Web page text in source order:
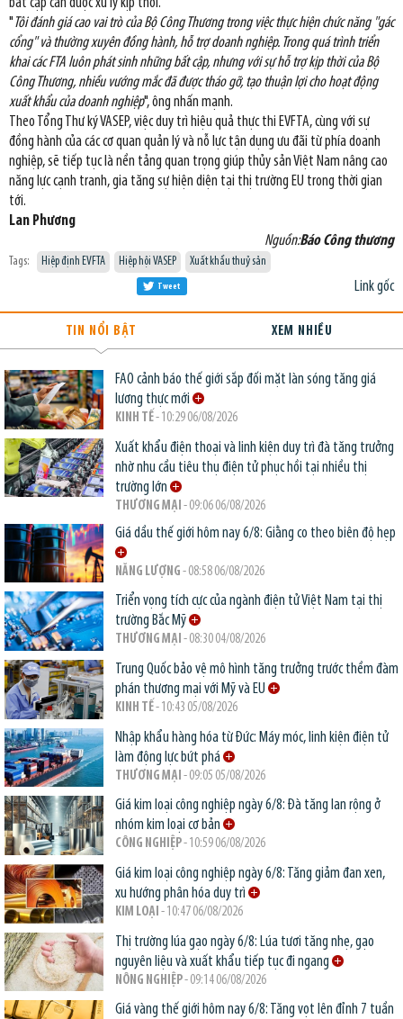
bất cập cần được xử lý kịp thời.
"Tôi đánh giá cao vai trò của Bộ Công Thương trong việc thực hiện chức năng "gác
cổng" và thường xuyên đồng hành, hỗ trợ doanh nghiệp. Trong quá trình triển
khai các FTA luôn phát sinh những bất cập, nhưng với sự hỗ trợ kịp thời của Bộ
Công Thương, nhiều vướng mắc đã được tháo gỡ, tạo thuận lợi cho hoạt động
xuất khẩu của doanh nghiệp", ông nhấn mạnh.
Theo Tổng Thư ký VASEP, việc duy trì hiệu quả thực thi EVFTA, cùng với sự
đồng hành của các cơ quan quản lý và nỗ lực tận dụng ưu đãi từ phía doanh
nghiệp, sẽ tiếp tục là nền tảng quan trọng giúp thủy sản Việt Nam nâng cao
năng lực cạnh tranh, gia tăng sự hiện diện tại thị trường EU trong thời gian
tới.
Lan Phương
Nguồn:Báo Công thương
Tags: Hiệp định EVFTA Hiệp hội VASEP Xuất khẩu thuỷ sản
Link gốc
Tweet
TIN NỔI BẬT XEM NHIỀU
FAO cảnh báo thế giới sắp đối mặt làn sóng tăng giá
lương thực mới
KINH TẾ- 10:29 06/08/2026
Xuất khẩu điện thoại và linh kiện duy trì đà tăng trưởng
nhờ nhu cầu tiêu thụ điện tử phục hồi tại nhiều thị
trường lớn
THƯƠNG MẠI - 09:06 06/08/2026
Giá dầu thế giới hôm nay 6/8: Giằng co theo biên độ hẹp
NĂNG LƯỢNG - 08:58 06/08/2026
Triển vọng tích cực của ngành điện tử Việt Nam tại thị
trường Bắc Mỹ
THƯƠNG MẠI - 08:30 04/08/2026
Trung Quốc bảo vệ mô hình tăng trưởng trước thềm đàm
phán thương mại với Mỹ và EU
KINH TẾ- 10:43 05/08/2026
Nhập khẩu hàng hóa từ Đức: Máy móc, linh kiện điện tử
làm động lực bứt phá
THƯƠNG MẠI - 09:05 05/08/2026
Giá kim loại công nghiệp ngày 6/8: Đà tăng lan rộng ở
nhóm kim loại cơ bản
CÔNG NGHIỆP- 10:59 06/08/2026
Giá kim loại công nghiệp ngày 6/8: Tăng giảm đan xen,
xu hướng phân hóa duy trì
KIM LOẠI - 10:47 06/08/2026
Thị trường lúa gạo ngày 6/8: Lúa tươi tăng nhẹ, gạo
nguyên liệu và xuất khẩu tiếp tục đi ngang
NÔNG NGHIỆP- 09:14 06/08/2026
Giá vàng thế giới hôm nay 6/8: Tăng vọt lên đỉnh 7 tuần